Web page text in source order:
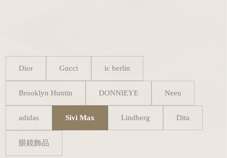
Dior Gucci ic berlin
Brooklyn Huntin DONNIEYE Neeu
adidas Sivi Max Lindberg Dita
眼鏡飾品